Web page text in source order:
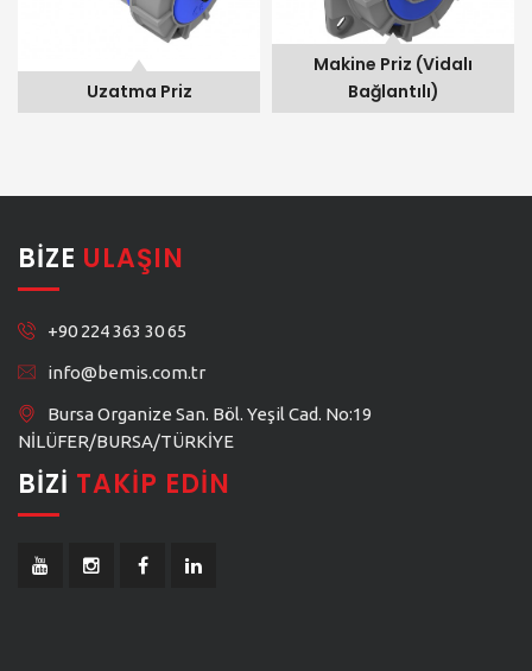
Uzatma Priz
Makine Priz (Vidalı
Bağlantılı)
BIZE ULAŞIN
+90 224 363 30 65
info@bemis.com.tr
Bursa Organize San. Böl. Yeşil Cad. No:19
NİLÜFER/BURSA/TÜRKİYE
BIZI TAKIP EDIN